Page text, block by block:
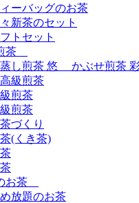
ーバッグのお茶
新茶のセット
トセット
茶
し煎茶 悠 かぶせ煎茶
級煎茶
煎茶
級煎茶
づくり
(くき茶)
お茶
放題のお茶